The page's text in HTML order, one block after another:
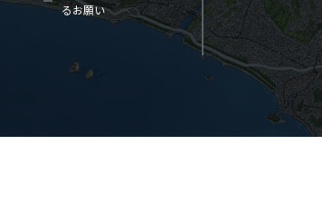
るお願い